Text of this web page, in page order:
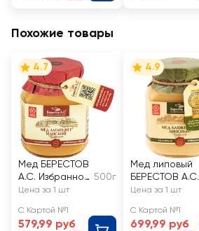
Похожие товары
4.7
Мед БЕРЕСТОВ
А.С. Избранное
Майский
500г
Цена за 1 шт
С Картой №1
579,99 руб
4.9
Мед липовый
БЕРЕСТОВ А.С.
Избранное
натуральный
Цена за 1 шт
С Картой №1
699,99 руб